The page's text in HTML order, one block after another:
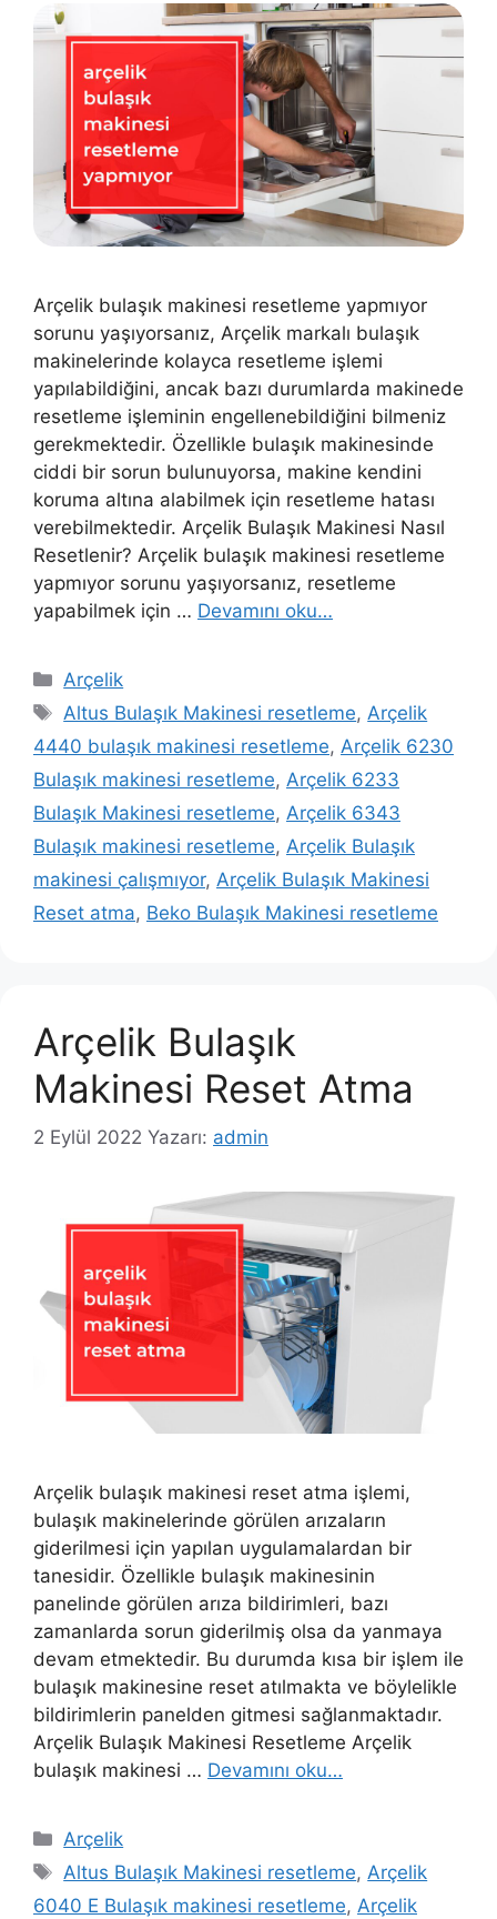
Arçelik bulaşık makinesi resetleme yapmıyor
sorunu yaşıyorsanız, Arçelik markalı bulaşık
makinelerinde kolayca resetleme işlemi
yapılabildiğini, ancak bazı durumlarda makinede
resetleme işleminin engellenebildiğini bilmeniz
gerekmektedir. Özellikle bulaşık makinesinde
ciddi bir sorun bulunuyorsa, makine kendini
koruma altına alabilmek için resetleme hatası
verebilmektedir. Arçelik Bulaşık Makinesi Nasıl
Resetlenir? Arçelik bulaşık makinesi resetleme
yapmıyor sorunu yaşıyorsanız, resetleme
yapabilmek için … Devamını oku…
Kategoriler
Arçelik
Etiketler
Altus Bulaşık Makinesi resetleme, Arçelik
4440 bulaşık makinesi resetleme, Arçelik 6230
Bulaşık makinesi resetleme, Arçelik 6233
Bulaşık Makinesi resetleme, Arçelik 6343
Bulaşık makinesi resetleme, Arçelik Bulaşık
makinesi çalışmıyor, Arçelik Bulaşık Makinesi
Reset atma, Beko Bulaşık Makinesi resetleme
Arçelik Bulaşık
Makinesi Reset Atma
2 Eylül 2022 Yazarı: admin
Arçelik bulaşık makinesi reset atma işlemi,
bulaşık makinelerinde görülen arızaların
giderilmesi için yapılan uygulamalardan bir
tanesidir. Özellikle bulaşık makinesinin
panelinde görülen arıza bildirimleri, bazı
zamanlarda sorun giderilmiş olsa da yanmaya
devam etmektedir. Bu durumda kısa bir işlem ile
bulaşık makinesine reset atılmakta ve böylelikle
bildirimlerin panelden gitmesi sağlanmaktadır.
Arçelik Bulaşık Makinesi Resetleme Arçelik
bulaşık makinesi … Devamını oku…
Kategoriler
Arçelik
Etiketler
Altus Bulaşık Makinesi resetleme,Arçelik
6040 E Bulaşık makinesi resetleme, Arçelik